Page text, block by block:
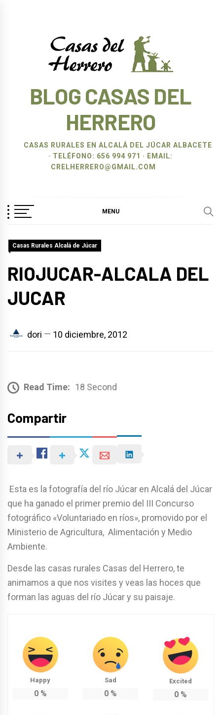
BLOG CASAS DEL
HERRERO
CASAS RURALES EN ALCALÁ DEL JÚCAR ALBACETE
· TELÉFONO: 656 994 971 · EMAIL:
CRELHERRERO@GMAIL.COM
MENU
Casas Rurales Alcalá de Júcar
RIOJUCAR-ALCALA DEL
JUCAR
dori 10 diciembre, 2012
Read Time: 18 Second
Compartir
Esta es la fotografía del río Júcar en Alcalá del Júcar
que ha ganado el primer premio del III Concurso
fotográfico «Voluntariado en ríos», promovido por el
Ministerio de Agricultura, Alimentación y Medio
Ambiente.
Desde las casas rurales Casas del Herrero, te
animamos a que nos visites y veas las hoces que
forman las aguas del río Júcar y su paisaje.
Happy
0%
Sad
0%
Excited
0%